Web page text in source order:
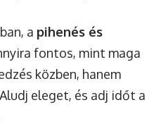
a pihenés és
fontos, mint maga
közben, hanem
eleget, és adj időt a